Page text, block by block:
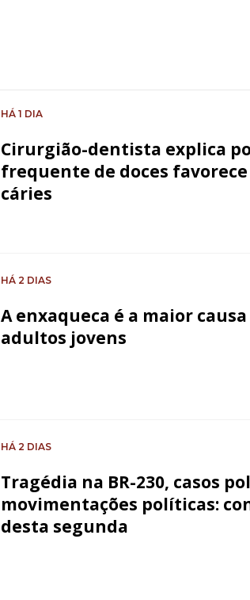
HÁ 1 DIA
Cirurgião-dentista explica
frequente de doces
cáries
HÁ 2 DIAS
A enxaqueca é a maior
adultos jovens
HÁ 2 DIAS
Tragédia na BR-230, casos
movimentações políticas:
desta segunda